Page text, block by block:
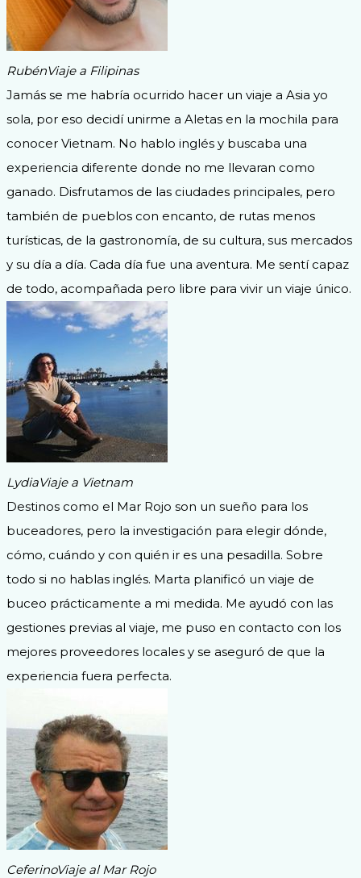
RubénViaje a Filipinas
Jamás se me habría ocurrido hacer un viaje a Asia yo
sola, por eso decidí unirme a Aletas en la mochila para
conocer Vietnam. No hablo inglés y buscaba una
experiencia diferente donde no me llevaran como
ganado. Disfrutamos de las ciudades principales, pero
también de pueblos con encanto, de rutas menos
turísticas, de la gastronomía, de su cultura, sus mercados
y su día a día. Cada día fue una aventura. Me sentí capaz
de todo, acompañada pero libre para vivir un viaje único.
LydiaViaje a Vietnam
Destinos como el Mar Rojo son un sueño para los
buceadores, pero la investigación para elegir dónde,
cómo, cuándo y con quién ir es una pesadilla. Sobre
todo si no hablas inglés. Marta planificó un viaje de
buceo prácticamente a mi medida. Me ayudó con las
gestiones previas al viaje, me puso en contacto con los
mejores proveedores locales y se aseguró de que la
experiencia fuera perfecta.
CeferinoViaje al Mar Rojo